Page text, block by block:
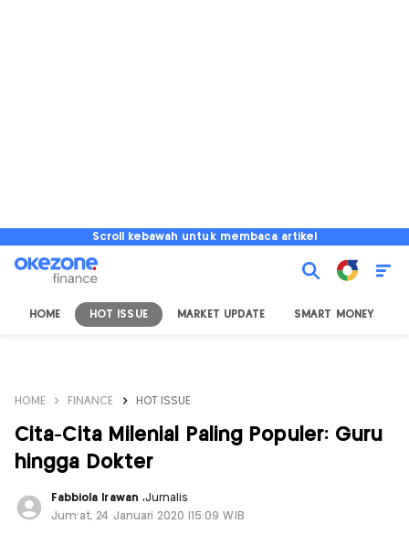
Scroll kebawah untuk membaca artikel
HOME HOT ISSUE MARKET UPDATE SMART MONEY
HOME FINANCE HOT ISSUE
Cita-Cita Milenial Paling Populer: Guru
hingga Dokter
Fabbiola Irawan ,Jurnalis
Jum'at, 24 Januari 2020 |15:09 WIB